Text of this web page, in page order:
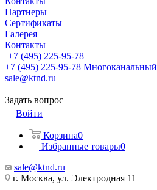
Партнеры
Сертификаты
Галерея
Контакты
+7 (495) 225-95-78
+7 (495) 225-95-78 Многоканальный
sale@ktnd.ru
Задать вопрос
Войти
Корзина0
Избранные товары0
sale@ktnd.ru
г. Москва, ул. Электродная 11